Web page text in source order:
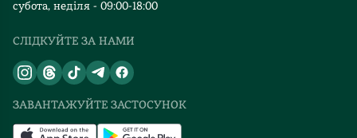
субота, неділя - 09:00-18:00
СЛІДКУЙТЕ ЗА НАМИ
ЗАВАНТАЖУЙТЕ ЗАСТОСУНОК